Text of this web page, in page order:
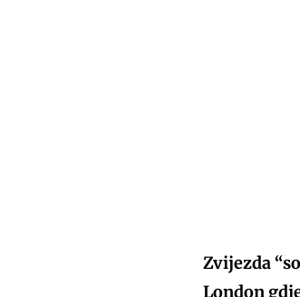
Zvijezda
London